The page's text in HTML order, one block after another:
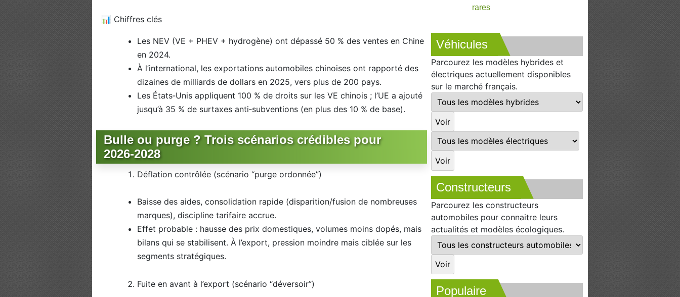
📊 Chiffres clés
Les NEV (VE + PHEV + hydrogène) ont dépassé 50 % des ventes en Chine
en 2024.
À l’international, les exportations automobiles chinoises ont rapporté des
dizaines de milliards de dollars en 2025, vers plus de 200 pays.
Les États‑Unis appliquent 100 % de droits sur les VE chinois ; l’UE a ajouté
jusqu’à 35 % de surtaxes anti‑subventions (en plus des 10 % de base).
Bulle ou purge ? Trois scénarios crédibles pour
2026‑2028
Déflation contrôlée (scénario “purge ordonnée”)
Baisse des aides, consolidation rapide (disparition/fusion de nombreuses
marques), discipline tarifaire accrue.
Effet probable : hausse des prix domestiques, volumes moins dopés, mais
bilans qui se stabilisent. À l’export, pression moindre mais ciblée sur les
segments stratégiques.
Fuite en avant à l’export (scénario “déversoir”)
rares
Véhicules
Parcourez les modèles hybrides et
électriques actuellement disponibles
sur le marché français.
Constructeurs
Parcourez les constructeurs
automobiles pour connaitre leurs
actualités et modèles écologiques.
Populaire